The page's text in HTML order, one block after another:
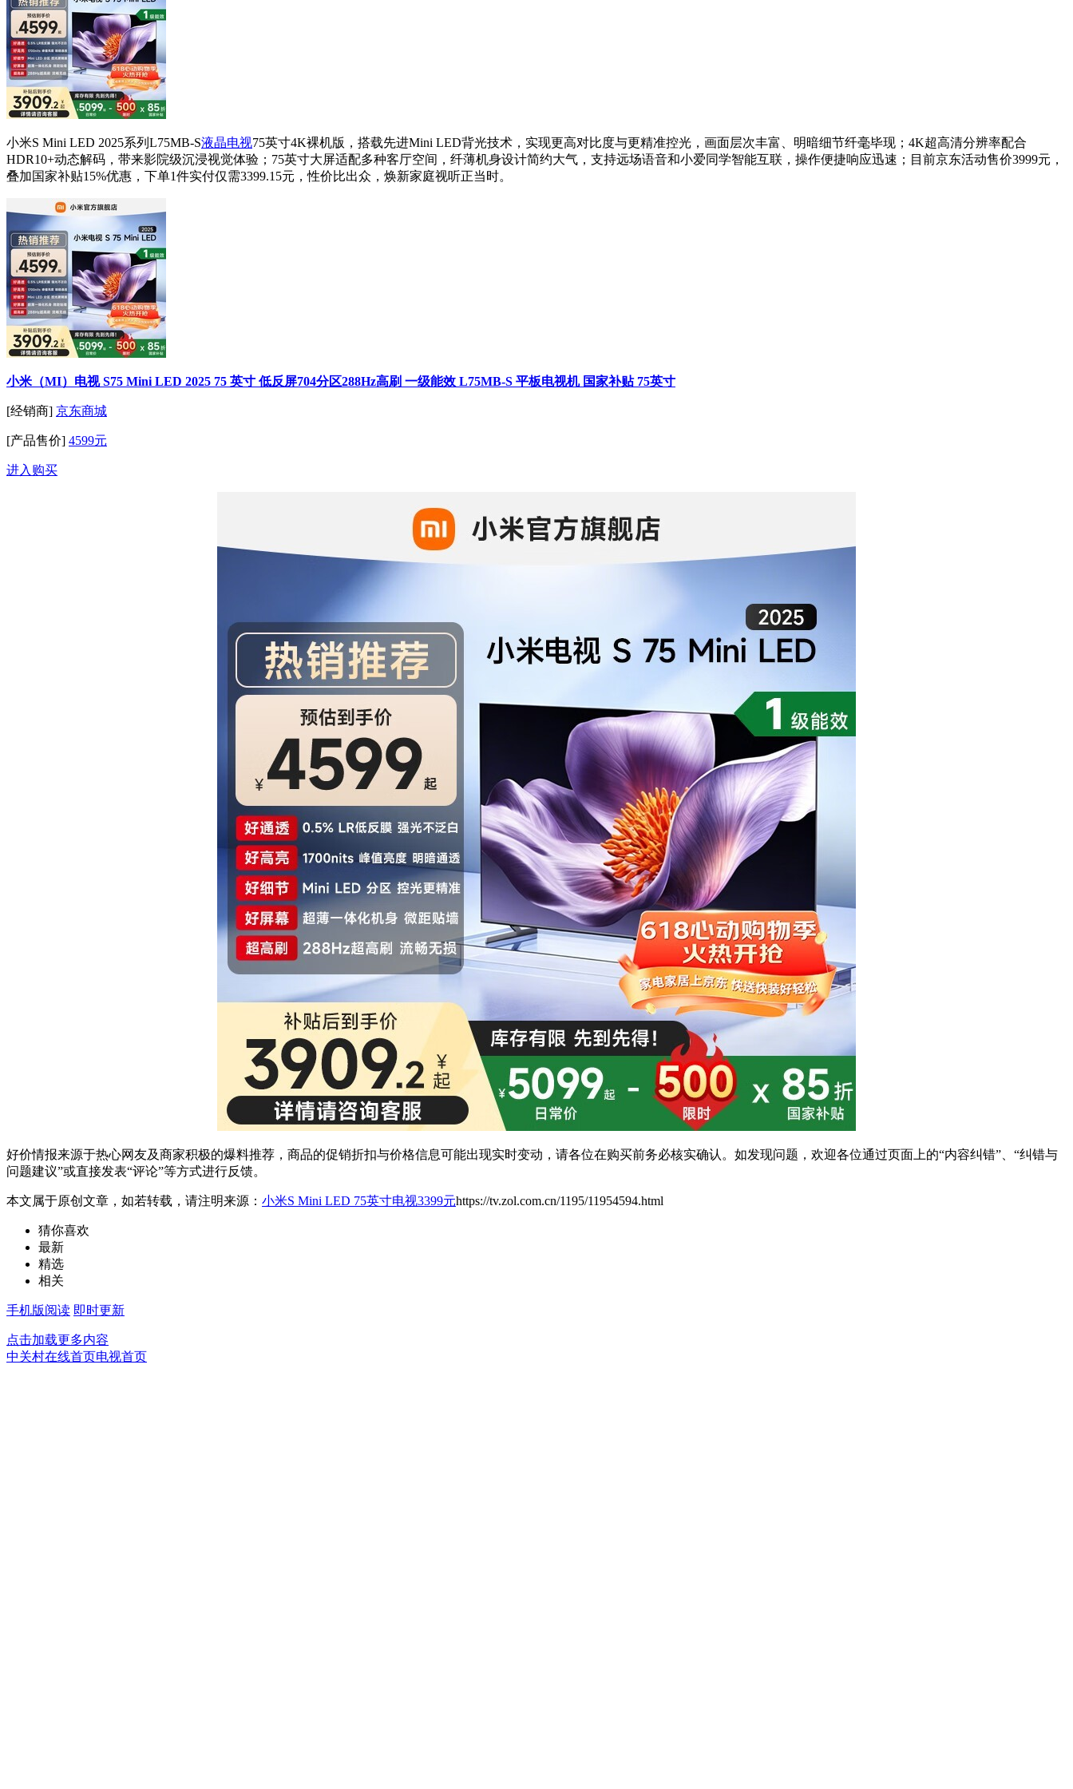
小米S Mini LED 2025系列L75MB-S液晶电视75英寸4K裸机版，搭载先进Mini LED背光技术，实现更高对比度与更精准控光，画面层次丰富、明暗细节纤毫毕现；4K超高清分辨率配合
HDR10+动态解码，带来影院级沉浸视觉体验；75英寸大屏适配多种客厅空间，纤薄机身设计简约大气，支持远场语音和小爱同学智能互联，操作便捷响应迅速；目前京东活动售价3999元，
叠加国家补贴15%优惠，下单1件实付仅需3399.15元，性价比出众，焕新家庭视听正当时。
小米（MI）电视 S75 Mini LED 2025 75 英寸 低反屏704分区288Hz高刷 一级能效 L75MB-S 平板电视机 国家补贴 75英寸
[经销商] 京东商城
[产品售价] 4599元
进入购买
好价情报来源于热心网友及商家积极的爆料推荐，商品的促销折扣与价格信息可能出现实时变动，请各位在购买前务必核实确认。如发现问题，欢迎各位通过页面上的“内容纠错”、“纠错与
问题建议”或直接发表“评论”等方式进行反馈。
本文属于原创文章，如若转载，请注明来源： 小米S Mini LED 75英寸电视3399元https://tv.zol.com.cn/1195/11954594.html
猜你喜欢
最新
精选
相关
手机版阅读 即时更新
点击加载更多内容
中关村在线首页电视首页